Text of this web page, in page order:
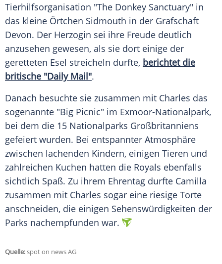
Tierhilfsorganisation "The Donkey Sanctuary" in
das kleine Örtchen Sidmouth in der Grafschaft
Devon. Der Herzogin sei ihre Freude deutlich
anzusehen gewesen, als sie dort einige der
geretteten Esel streicheln durfte, berichtet die
britische "Daily Mail".
Danach besuchte sie zusammen mit Charles das
sogenannte "Big Picnic" im Exmoor-Nationalpark,
bei dem die 15 Nationalparks Großbritanniens
gefeiert wurden. Bei entspannter Atmosphäre
zwischen lachenden Kindern, einigen Tieren und
zahlreichen Kuchen hatten die Royals ebenfalls
sichtlich Spaß. Zu ihrem Ehrentag durfte Camilla
zusammen mit Charles sogar eine riesige Torte
anschneiden, die einigen Sehenswürdigkeiten der
Parks nachempfunden war.
Quelle:spot on news AG